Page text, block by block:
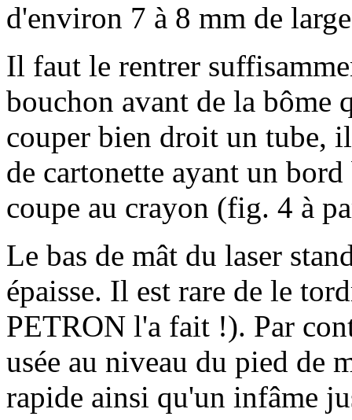
d'environ 7 à 8 mm de
Il faut le rentrer
bouchon avant de la
couper bien droit un tube,
de cartonette ayant un
coupe au crayon (fig. 4 à
Le bas de mât du laser
épaisse. Il est rare de le
PETRON l'a fait !). Par
usée au niveau du pied de
rapide ainsi qu'un infâme